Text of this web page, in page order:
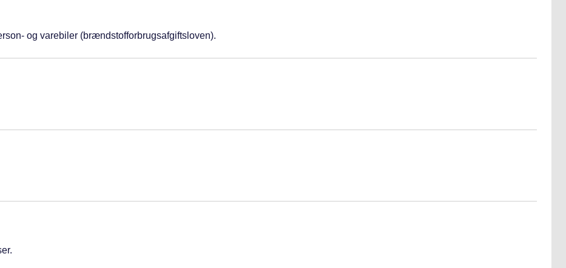
og varebiler (brændstofforbrugsafgiftsloven).